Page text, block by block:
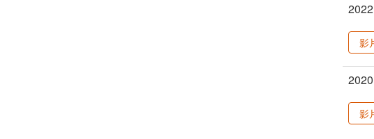
2022
影
2020
影